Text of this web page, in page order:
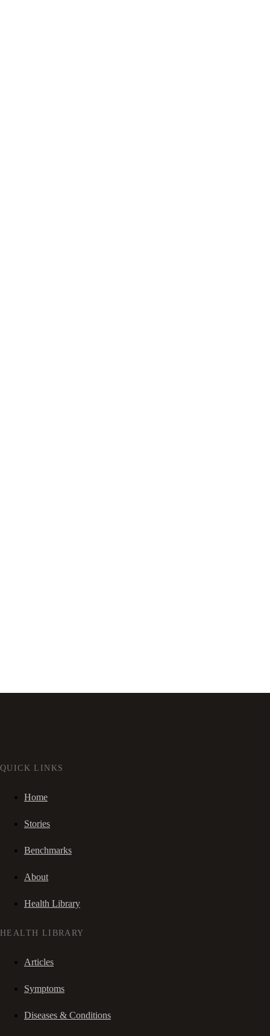
QUICK LINKS
Home
Stories
Benchmarks
About
Health Library
HEALTH LIBRARY
Articles
Symptoms
Diseases & Conditions